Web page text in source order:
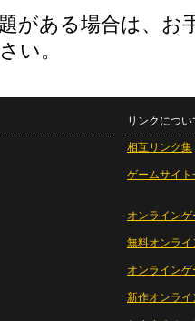
がある場合は、お
い。
リンクについ
相互リンク集
ゲームサイト
オンラインゲ
無料オンライ
オンライン
新作オンライ